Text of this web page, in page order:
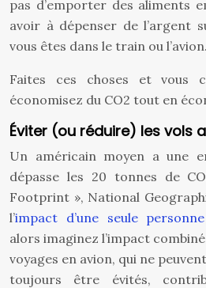
pas d’emporter des aliments
avoir à dépenser de l’argent
vous êtes dans le train ou l’avion.
Faites ces choses et vous
économisez du CO2 tout en
Éviter (ou réduire) les vols
Un américain moyen a une
dépasse les 20 tonnes de
Footprint », National
l’impact d’une seule
alors imaginez l’impact
voyages en avion, qui ne
toujours être évités,